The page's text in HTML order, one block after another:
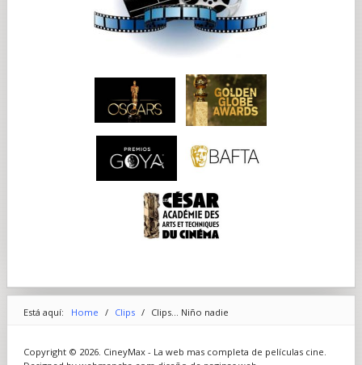
Está aquí: Home / Clips / Clips... Niño nadie
Copyright © 2026. CineyMax - La web mas completa de películas cine.